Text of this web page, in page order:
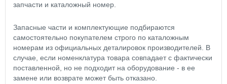
запчасти и каталожный номер.
Запасные части и комплектующие подбираются
самостоятельно покупателем строго по каталожным
номерам из официальных деталировок производителей. В
случае, если номенклатура товара совпадает с фактически
поставленной, но не подходит на оборудование - в ее
замене или возврате может быть отказано.